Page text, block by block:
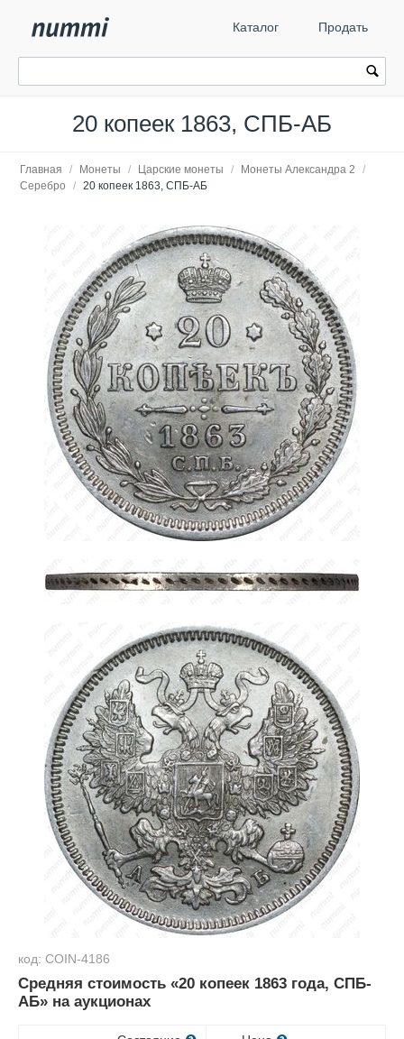
Каталог Продать
20 копеек 1863, СПБ-АБ
Главная / Монеты / Царские монеты / Монеты Александра 2
/
Серебро
/ 20 копеек 1863, СПБ-АБ
код: COIN-4186
Средняя стоимость «20 копеек 1863 года, СПБ-
АБ» на аукционах